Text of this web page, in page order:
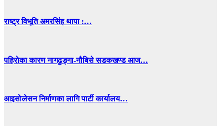
राष्ट्र विभूति अमरसिंह थापा :…
पहिरोका कारण नागढुङ्गा-नौबिसे सडकखण्ड आज…
आइसाेलेसन निर्माणका लागि पार्टी कार्यालय…